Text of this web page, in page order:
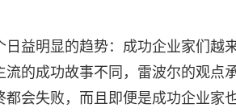
益明显的趋势：成功企业家们越
的成功故事不同，雷波尔的观点
都会失败，而且即便是成功企业家